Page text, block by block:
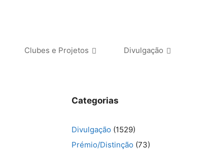
Clubes e Projetos Divulgação
Categorias
Divulgação (1529)
Prémio/Distinção (73)